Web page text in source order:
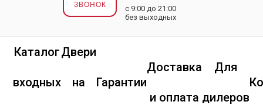
ЗВОНОК
с 9:00 до 21:00
без выходных
Каталог
входных
Двери
на Гарантии
Доставка
и оплата
Для
дилеров